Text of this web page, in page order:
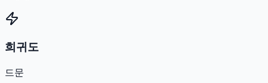
희귀도
드문